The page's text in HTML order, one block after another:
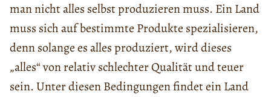
man nicht alles selbst produzieren muss. Ein Land
muss sich auf bestimmte Produkte spezialisieren,
denn solange es alles produziert, wird dieses
„alles“ von relativ schlechter Qualität und teuer
sein. Unter diesen Bedingungen findet ein Land